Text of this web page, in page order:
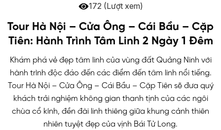
172 (Lượt xem)
Tour Hà Nội – Cửa Ông – Cái Bầu – Cặp
Tiên: Hành Trình Tâm Linh 2 Ngày 1 Đêm
Khám phá vẻ đẹp tâm linh của vùng đất Quảng Ninh với
hành trình độc đáo đến các điểm đến tâm linh nổi tiếng.
Tour Hà Nội – Cửa Ông – Cái Bầu – Cặp Tiên sẽ đưa quý
khách trải nghiệm không gian thanh tịnh của các ngôi
chùa cổ kính, đền đài linh thiêng giữa khung cảnh thiên
nhiên tuyệt đẹp của vịnh Bái Tử Long.